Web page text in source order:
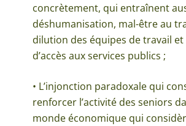
concrètement, qui entraînent
déshumanisation, mal-être au
dilution des équipes de travail
d’accès aux services publics ;
• L’injonction paradoxale qui
renforcer l’activité des seniors
monde économique qui